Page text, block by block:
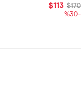
$170
$113
-%30